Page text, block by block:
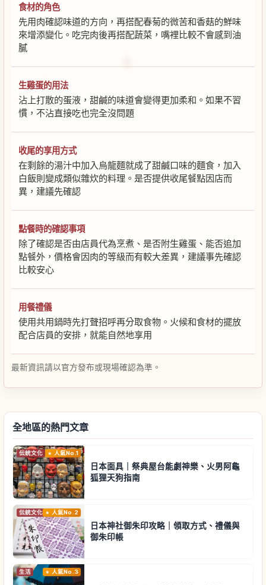
食材的角色
先用肉確認味道的方向，再搭配春菊的微苦和香菇的鮮味
來增添變化。吃完肉後再搭配蔬菜，嘴裡比較不會感到油
膩
生雞蛋的用法
沾上打散的蛋液，甜鹹的味道會變得更加柔和。如果不習
慣，不沾直接吃也完全沒問題
收尾的享用方式
在剩餘的湯汁中加入烏龍麵就成了甜鹹口味的麵食，加入
白飯則變成類似雜炊的料理。是否提供收尾餐點因店而
異，建議先確認
點餐時的確認事項
除了確認是否由店員代為烹煮、是否附生雞蛋、能否追加
點餐外，價格會因肉的等級而有較大差異，建議事先確認
比較安心
用餐禮儀
使用共用鍋時先打聲招呼再分取食物。火候和食材的擺放
配合店員的安排，就能自然地享用
最新資訊請以官方發布或現場確認為準。
全地區的熱門文章
伝統文化 人氣No.1
日本面具｜祭典屋台能劇神樂、火男阿龜
狐狸天狗指南
伝統文化 人氣No.2
日本神社御朱印攻略｜領取方式、禮儀與
御朱印帳
生活 人氣No.3